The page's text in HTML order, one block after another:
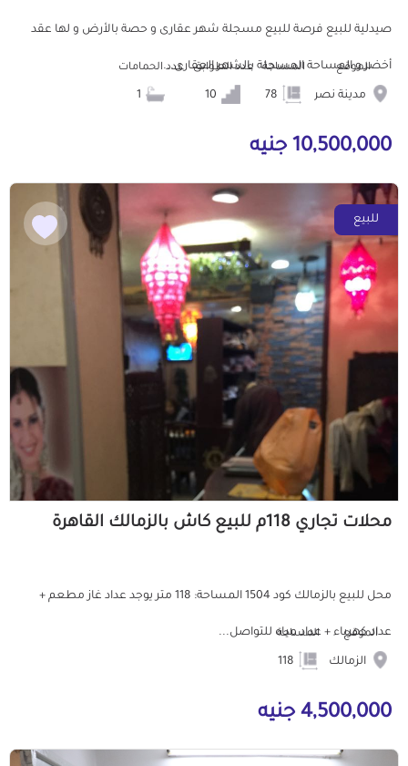
صيدلية للبيع فرصة للبيع مسجلة شهر عقارى و حصة بالأرض و لها عقد
أخضر و المساحة المسجلة بالشهر العقارى...
الموقع
مدينة نصر
المساحة عدد الطوابق عدد الحمامات
10,500,000 جنيه
للبيع
محلات تجاري 118م للبيع كاش بالزمالك القاهرة
محل للبيع بالزمالك كود 1504 المساحة: 118 متر يوجد عداد غاز مطعم +
عداد كهرباء + عداد مياه للتواصل...
الموقع
الزمالك
المساحة
4,500,000 جنيه